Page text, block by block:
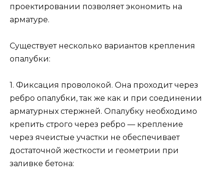
проектировании позволяет экономить на
арматуре.
Существует несколько вариантов крепления
опалубки:
1. Фиксация проволокой. Она проходит через
ребро опалубки, так же как и при соединении
арматурных стержней. Опалубку необходимо
крепить строго через ребро — крепление
через ячеистые участки не обеспечивает
достаточной жесткости и геометрии при
заливке бетона: